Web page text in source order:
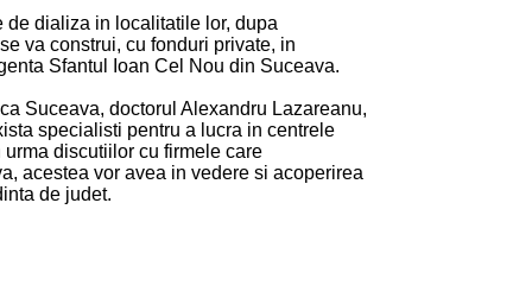
dializa in localitatile lor, dupa
va construi, cu fonduri private, in
Sfantul Ioan Cel Nou din Suceava.
Suceava, doctorul Alexandru Lazareanu,
specialisti pentru a lucra in centrele
discutiilor cu firmele care
acestea vor avea in vedere si acoperirea
de judet.